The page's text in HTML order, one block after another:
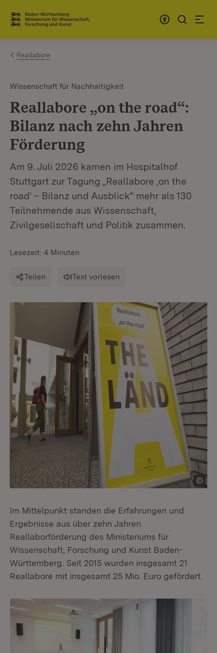
Zum Inhalt springen
Link zur Startseite
Reallabore
Wissenschaft für Nachhaltigkeit
Reallabore „on the road“:
Bilanz nach zehn Jahren
Förderung
Am 9. Juli 2026 kamen im Hospitalhof
Stuttgart zur Tagung „Reallabore ‚on the
road‘ – Bilanz und Ausblick“ mehr als 130
Teilnehmende aus Wissenschaft,
Zivilgesellschaft und Politik zusammen.
Lesezeit: 4 Minuten
Teilen Text vorlesen
Im Mittelpunkt standen die Erfahrungen und
Ergebnisse aus über zehn Jahren
Reallaborförderung des Ministeriums für
Wissenschaft, Forschung und Kunst Baden-
Württemberg. Seit 2015 wurden insgesamt 21
Reallabore mit insgesamt 25 Mio. Euro gefördert.